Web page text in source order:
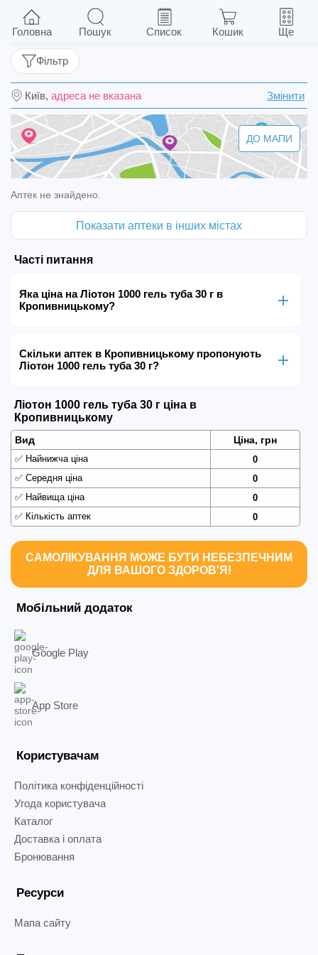
Ліотон 1000 гель туба 30 г
Київ, адреса не вказана Змінити
Фільтр
ДО МАПИ
Аптек не знайдено.
Показати аптеки в інших містах
Часті питання
Яка ціна на Ліотон 1000 гель туба 30 г в
Кропивницькому?
Скільки аптек в Кропивницькому пропонують
Ліотон 1000 гель туба 30 г?
Ліотон 1000 гель туба 30 г ціна в
Кропивницькому
Вид Ціна, грн
✅ Найнижча ціна
0
✅ Середня ціна
0
✅ Найвища ціна
0
✅ Кількість аптек 0
САМОЛІКУВАННЯ МОЖЕ БУТИ НЕБЕЗПЕЧНИМ
ДЛЯ ВАШОГО ЗДОРОВ'Я!
Мобільний додаток
Google Play
App Store
Користувачам
Політика конфіденційності
Угода користувача
Каталог
Доставка і оплата
Бронювання
Ресурси
Мапа сайту
Головна Пошук Список Кошик Ще